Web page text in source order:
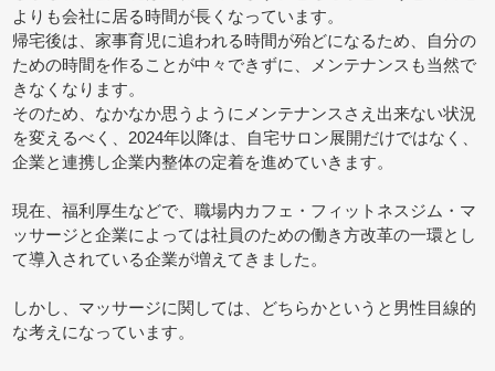
よりも会社に居る時間が長くなっています。
帰宅後は、家事育児に追われる時間が殆どになるため、自分の
ための時間を作ることが中々できずに、メンテナンスも当然で
きなくなります。
そのため、なかなか思うようにメンテナンスさえ出来ない状況
を変えるべく、2024年以降は、自宅サロン展開だけではなく、
企業と連携し企業内整体の定着を進めていきます。
現在、福利厚生などで、職場内カフェ・フィットネスジム・マ
ッサージと企業によっては社員のための働き方改革の一環とし
て導入されている企業が増えてきました。
しかし、マッサージに関しては、どちらかというと男性目線的
な考えになっています。